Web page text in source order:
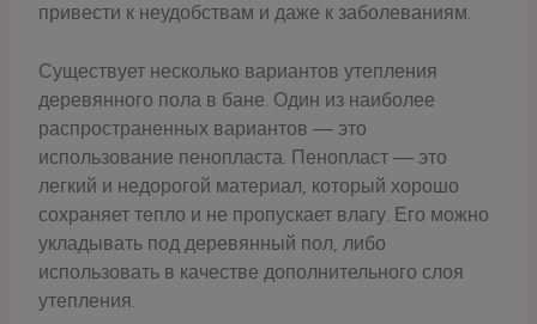
привести к неудобствам и даже к заболеваниям.
Существует несколько вариантов утепления
деревянного пола в бане. Один из наиболее
распространенных вариантов — это
использование пенопласта. Пенопласт — это
легкий и недорогой материал, который хорошо
сохраняет тепло и не пропускает влагу. Его можно
укладывать под деревянный пол, либо
использовать в качестве дополнительного слоя
утепления.